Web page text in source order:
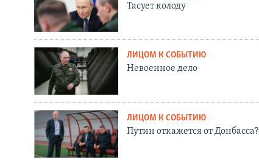
Тасует колоду
ЛИЦОМ К СОБЫТИЮ
Невоенное дело
ЛИЦОМ К СОБЫТИЮ
Путин откажется от Донбасса?